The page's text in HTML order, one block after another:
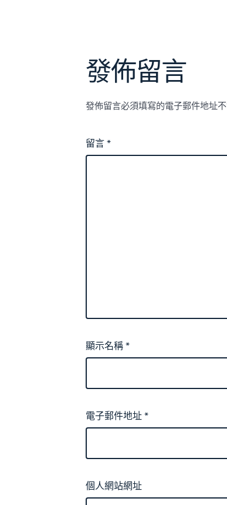
發佈留言
發佈留言必須填寫的電子郵件地址不
留言*
顯示名稱*
電子郵件地址*
個人網站網址